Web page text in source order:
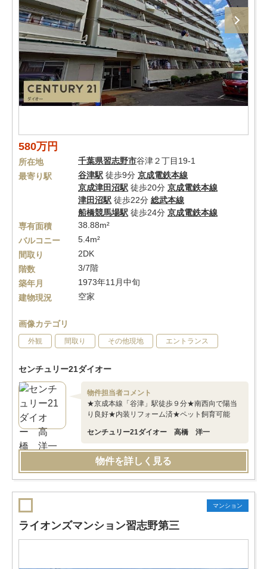
580万円
所在地 千葉県習志野市谷津２丁目19-1
最寄り駅
谷津駅 徒歩9分 京成電鉄本線
京成津田沼駅 徒歩20分 京成電鉄本線
津田沼駅 徒歩22分 総武本線
船橋競馬場駅 徒歩24分 京成電鉄本線
専有面積
38.88m²
バルコニー
5.4m²
間取り
2DK
階数
3/7階
築年月
1973年11月中旬
建物現況
空家
画像カテゴリ
外観 間取り その他現地 エントランス
センチュリー21ダイオー
物件担当者コメント
★京成本線「谷津」駅徒歩９分★南西向で陽当
り良好★内装リフォーム済★ペット飼育可能
センチュリー21ダイオー 高橋 洋一
物件を詳しく見る
マンション
ライオンズマンション習志野第三